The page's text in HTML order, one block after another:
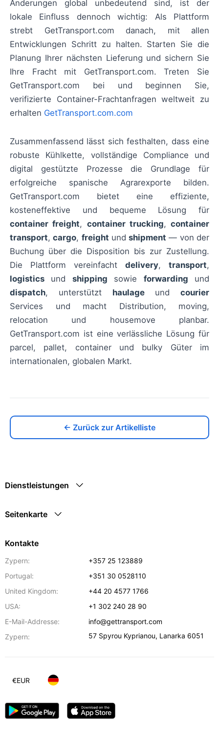
Änderungen global unbedeutend sind, ist der
lokale Einfluss dennoch wichtig: Als Plattform
strebt GetTransport.com danach, mit allen
Entwicklungen Schritt zu halten. Starten Sie die
Planung Ihrer nächsten Lieferung und sichern Sie
Ihre Fracht mit GetTransport.com. Treten Sie
GetTransport.com bei und beginnen Sie,
verifizierte Container-Frachtanfragen weltweit zu
erhalten GetTransport.com.com
Zusammenfassend lässt sich festhalten, dass eine
robuste Kühlkette, vollständige Compliance und
digital gestützte Prozesse die Grundlage für
erfolgreiche spanische Agrarexporte bilden.
GetTransport.com bietet eine effiziente,
kosteneffektive und bequeme Lösung für
container freight, container trucking, container
transport,cargo, freight undshipment — von der
Buchung über die Disposition bis zur Zustellung.
Die Plattform vereinfacht delivery, transport,
logistics und shipping sowie forwarding und
dispatch, unterstützt haulageund courier
Services und macht Distribution, moving,
relocation und housemove planbar.
GetTransport.com ist eine verlässliche Lösung für
parcel, pallet, container und bulky Güter im
internationalen, globalen Markt.
← Zurück zur Artikelliste
Dienstleistungen
Seitenkarte
Kontakte
Zypern:
+357 25 123889
Portugal:
+351 30 0528110
United Kingdom:
+44 20 4577 1766
USA:
+1 302 240 28 90
E-Mail-Addresse:
info@gettransport.com
Zypern:
57 Spyrou Kyprianou, Lanarka 6051
€EUR